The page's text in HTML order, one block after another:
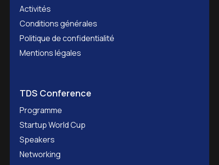
Activités
Conditions générales
Politique de confidentialité
Mentions légales
TDS Conference
Programme
Startup World Cup
Speakers
Networking